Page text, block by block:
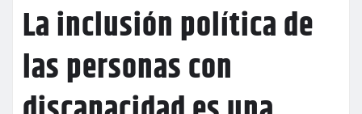
La inclusión política de
las personas con